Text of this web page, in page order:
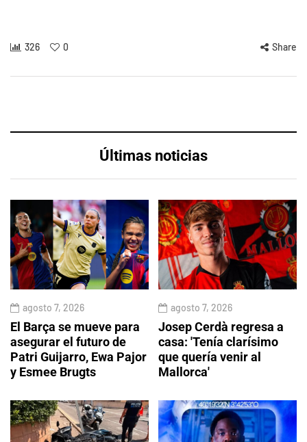
326 0 Share
Últimas noticias
agosto 7, 2026
El Barça se mueve para
asegurar el futuro de
Patri Guijarro, Ewa Pajor
y Esmee Brugts
agosto 7, 2026
Josep Cerdà regresa a
casa: 'Tenía clarísimo
que quería venir al
Mallorca'